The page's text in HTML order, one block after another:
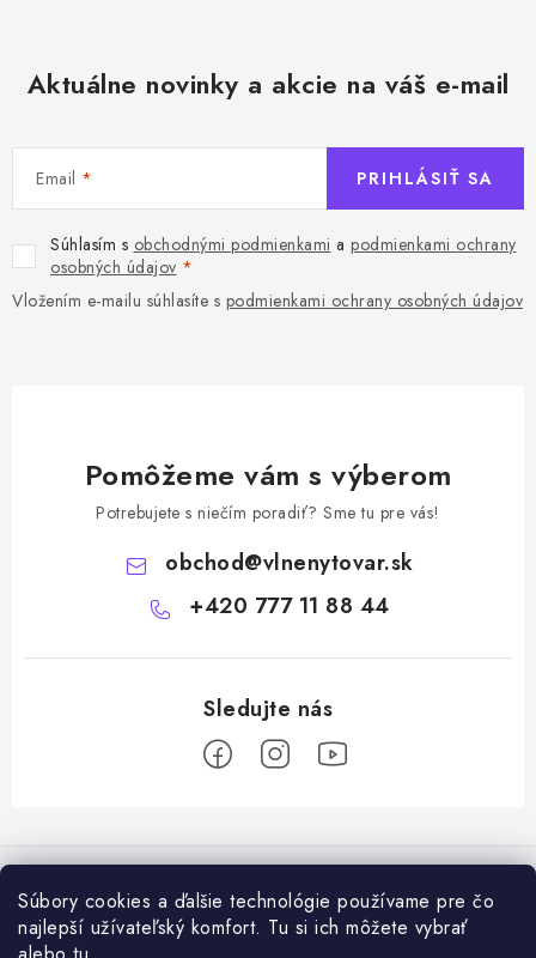
Súbory cookies a ďalšie technológie používame pre čo
najlepší užívateľský komfort. Tu si ich môžete vybrať
Aktuálne novinky a akcie na váš e-mail
Email
Súhlasím s obchodnými podmienkami a podmienkami ochrany
osobných údajov
Vložením e-mailu súhlasíte s podmienkami ochrany osobných údajov
PRIHLÁSIŤ SA
Pomôžeme vám s výberom
Potrebujete s niečím poradiť? Sme tu pre vás!
obchod@vlnenytovar.sk
+420 777 11 88 44
á
Ako správne používat mulčovaciu biotextiliu z ovčej vlny v praxi
Informácie pre vás